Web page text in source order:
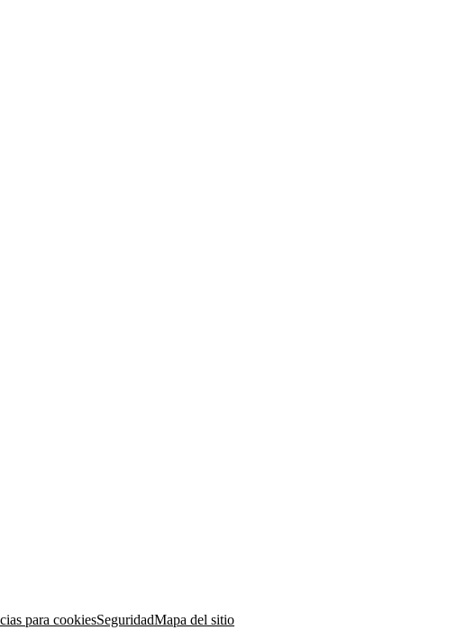
para cookiesSeguridadMapa del sitio